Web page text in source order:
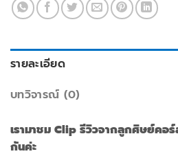
รายละเอียด
บทวิจารณ์ (0)
เรามาชม Clip รีวิวจากลูกศิษย์คอ
กันค่ะ